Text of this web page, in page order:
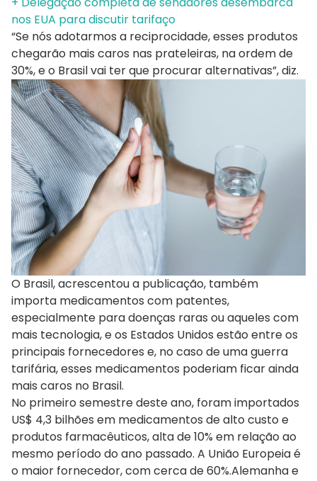
nos EUA para discutir tarifaço
“Se nós adotarmos a reciprocidade, esses produtos
chegarão mais caros nas prateleiras, na ordem de
30%, e o Brasil vai ter que procurar alternativas”, diz.
O Brasil, acrescentou a publicação, também
importa medicamentos com patentes,
especialmente para doenças raras ou aqueles com
mais tecnologia, e os Estados Unidos estão entre os
principais fornecedores e, no caso de uma guerra
tarifária, esses medicamentos poderiam ficar ainda
mais caros no Brasil.
No primeiro semestre deste ano, foram importados
US$ 4,3 bilhões em medicamentos de alto custo e
produtos farmacêuticos, alta de 10% em relação ao
mesmo período do ano passado. A União Europeia é
o maior fornecedor, com cerca de 60%.Alemanha e